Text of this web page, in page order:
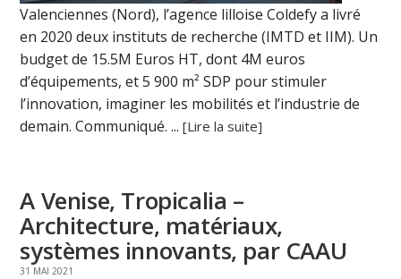
Valenciennes (Nord), l’agence lilloise Coldefy a livré
en 2020 deux instituts de recherche (IMTD et IIM). Un
budget de 15.5M Euros HT, dont 4M euros
d’équipements, et 5 900 m² SDP pour stimuler
l’innovation, imaginer les mobilités et l’industrie de
demain. Communiqué. ...[Lire la suite]
A Venise, Tropicalia –
Architecture, matériaux,
systèmes innovants, par CAAU
31 MAI 2021